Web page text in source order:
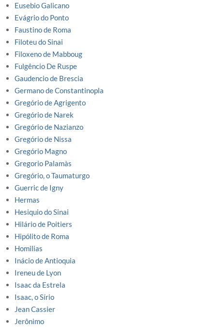
Eusebio Galicano
Evágrio do Ponto
Faustino de Roma
Filoteu do Sinai
Filoxeno de Mabboug
Fulgêncio De Ruspe
Gaudencio de Brescia
Germano de Constantinopla
Gregório de Agrigento
Gregório de Narek
Gregório de Nazianzo
Gregório de Nissa
Gregório Magno
Gregorio Palamàs
Gregório, o Taumaturgo
Guerric de Igny
Hermas
Hesiquio do Sinai
Hilário de Poitiers
Hipólito de Roma
Homilias
Inácio de Antioquia
Ireneu de Lyon
Isaac da Estrela
Isaac, o Sírio
Jean Cassier
Jerônimo